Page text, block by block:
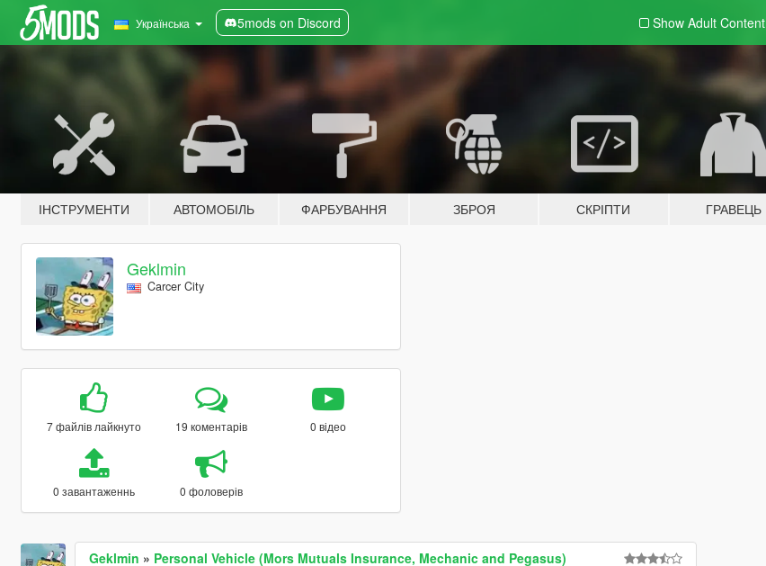
Українська 5mods on Discord Show Adult Content
ІНСТРУМЕНТИ АВТОМОБІЛЬ ФАРБУВАННЯ ЗБРОЯ СКРІПТИ ГРАВЕЦЬ
Geklmin
Carcer City
7 файлів лайкнуто 19 коментарів 0 відео
0 завантаженнь 0 фоловерів
Geklmin » Personal Vehicle (Mors Mutuals Insurance, Mechanic and Pegasus)